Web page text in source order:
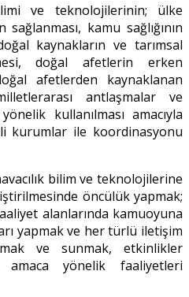
ve teknolojilerinin; ülke
kamu sağlığının
kaynakların ve tarımsal
doğal afetlerin erken
afetlerden kaynaklanan
antlaşmalar ve
kullanılması amacıyla
kurumlar ile koordinasyonu
bilim ve teknolojilerine
öncülük yapmak;
alanlarında kamuoyuna
yapmak ve her türlü iletişim
ve sunmak, etkinlikler
yönelik faaliyetleri